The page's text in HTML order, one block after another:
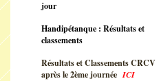
jour
Handipétanque : Résultats et
classements
Résultats et Classements CRCV
après le 2ème journée ICI